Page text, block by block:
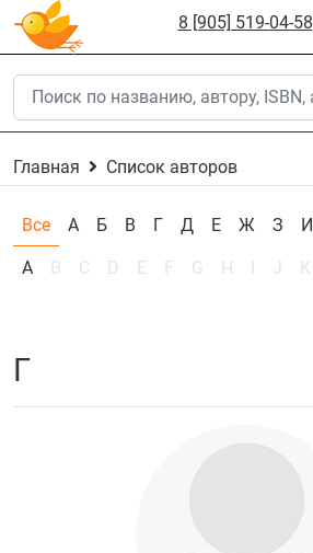
8 [905] 519-04-58
Главная Список авторов
Все А Б В Г Д Е Ж З И
А B C D E F G H I J K
Г